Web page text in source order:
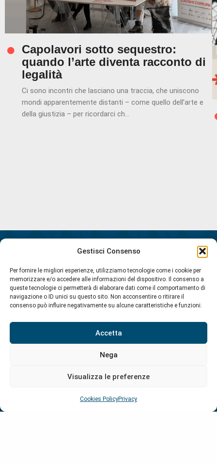
Gestisci Consenso
Per fornire le migliori esperienze, utilizziamo tecnologie come i cookie per
memorizzare e/o accedere alle informazioni del dispositivo. Il consenso a
queste tecnologie ci permetterà di elaborare dati come il comportamento di
navigazione o ID unici su questo sito. Non acconsentire o ritirare il
consenso può influire negativamente su alcune caratteristiche e funzioni.
Accetta
Nega
Visualizza le preferenze
Cookies PolicyPrivacy
Capolavori sotto sequestro:
quando l’arte diventa racconto di
legalità
Ci sono incontri che lasciano una traccia, che uniscono
mondi apparentemente distanti – come quello dell’arte e
della giustizia – per ricordarci ch...
c/o Casa internazionale delle donne
Iscriviti alla nostra newsletter mensile